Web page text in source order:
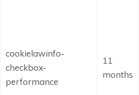
cookielawinfo-
checkbox-
performance
11
months